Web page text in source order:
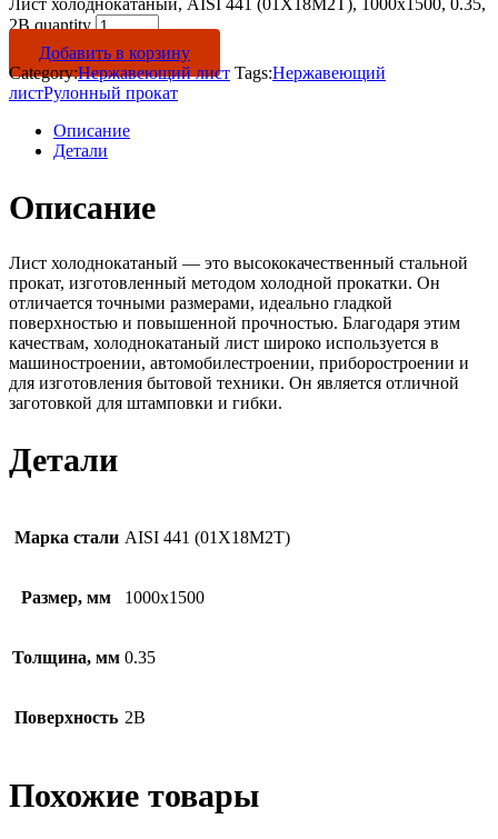
2B quantity
Добавить в корзину
Category:Нержавеющий лист Tags:Нержавеющий
листРулонный прокат
Описание
Детали
Описание
Лист холоднокатаный — это высококачественный стальной
прокат, изготовленный методом холодной прокатки. Он
отличается точными размерами, идеально гладкой
поверхностью и повышенной прочностью. Благодаря этим
качествам, холоднокатаный лист широко используется в
машиностроении, автомобилестроении, приборостроении и
для изготовления бытовой техники. Он является отличной
заготовкой для штамповки и гибки.
Детали
Марка стали AISI 441 (01Х18М2Т)
Размер, мм 1000х1500
Толщина, мм 0.35
Поверхность 2B
Похожие товары